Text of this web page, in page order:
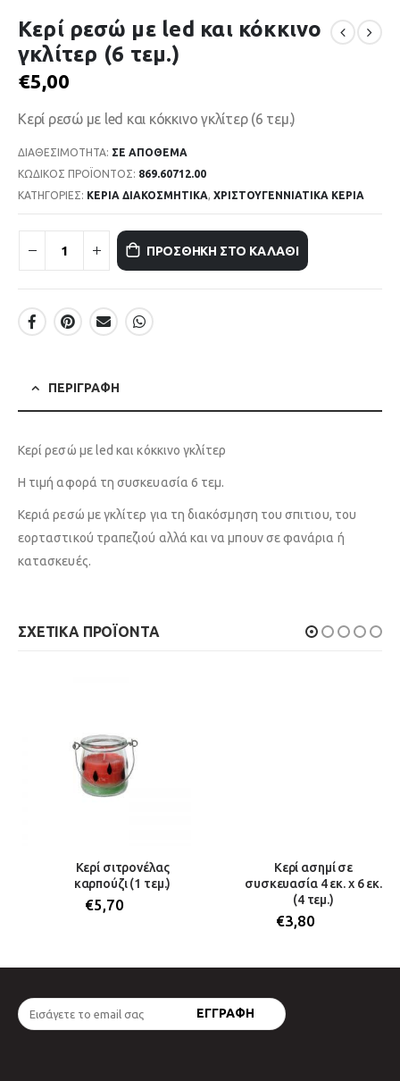
Κερί ρεσώ με led και κόκκινο
γκλίτερ (6 τεμ.)
€5,00
Κερί ρεσώ με led και κόκκινο γκλίτερ (6 τεμ.)
ΔΙΑΘΕΣΙΜΌΤΗΤΑ: ΣΕ ΑΠΌΘΕΜΑ
ΚΩΔΙΚΌΣ ΠΡΟΪΌΝΤΟΣ: 869.60712.00
ΚΑΤΗΓΟΡΊΕΣ: ΚΕΡΙΑ ΔΙΑΚΟΣΜΗΤΙΚΑ, ΧΡΙΣΤΟΥΓΕΝΝΙΑΤΙΚΑ ΚΕΡΙΑ
ΠΡΟΣΘΉΚΗ ΣΤΟ ΚΑΛΆΘΙ
ΠΕΡΙΓΡΑΦΉ
Κερί ρεσώ με led και κόκκινο γκλίτερ
Η τιμή αφορά τη συσκευασία 6 τεμ.
Κεριά ρεσώ με γκλίτερ για τη διακόσμηση του σπιτιου, του
εορταστικού τραπεζιού αλλά και να μπουν σε φανάρια ή
κατασκευές.
ΣΧΕΤΙΚΆ ΠΡΟΪΌΝΤΑ
Κερί σιτρονέλας
καρπούζι (1 τεμ.)
€5,70
Κερί ασημί σε
συσκευασία 4 εκ. x 6 εκ.
(4 τεμ.)
€3,80